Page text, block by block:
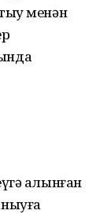
менән
алынған